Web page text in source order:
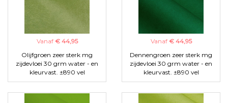
Vanaf € 44,95
Olijfgroen zeer sterk mg
zijdevloei 30 grm water - en
kleurvast. ±890 vel
Vanaf € 44,95
Dennengroen zeer sterk mg
zijdevloei 30 grm water - en
kleurvast. ±890 vel